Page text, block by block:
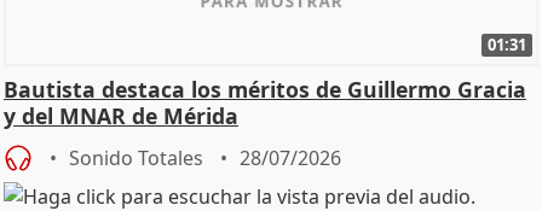
01:31
Bautista destaca los méritos de Guillermo Gracia
y del MNAR de Mérida
Sonido Totales 28/07/2026